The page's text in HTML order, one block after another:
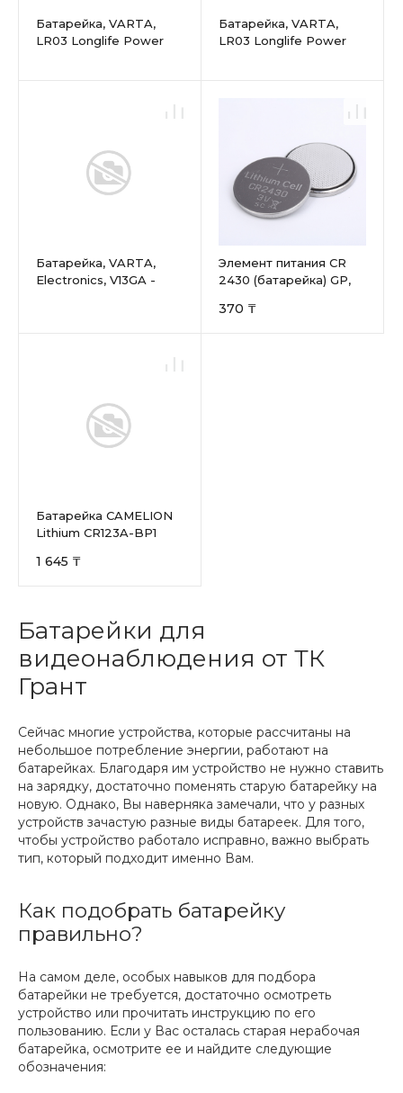
Батарейка, VARTA,
LR03 Longlife Power
Батарейка, VARTA,
LR03 Longlife Power
Батарейка, VARTA,
Electronics, V13GA -
Элемент питания CR
2430 (батарейка) GP,
370 ₸
Батарейка CAMELION
Lithium CR123A-BP1
1 645 ₸
Батарейки для
видеонаблюдения от ТК
Грант
Сейчас многие устройства, которые рассчитаны на
небольшое потребление энергии, работают на
батарейках. Благодаря им устройство не нужно ставить
на зарядку, достаточно поменять старую батарейку на
новую. Однако, Вы наверняка замечали, что у разных
устройств зачастую разные виды батареек. Для того,
чтобы устройство работало исправно, важно выбрать
тип, который подходит именно Вам.
Как подобрать батарейку
правильно?
На самом деле, особых навыков для подбора
батарейки не требуется, достаточно осмотреть
устройство или прочитать инструкцию по его
пользованию. Если у Вас осталась старая нерабочая
батарейка, осмотрите ее и найдите следующие
обозначения: